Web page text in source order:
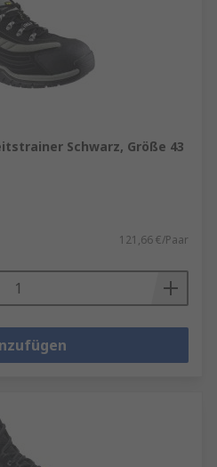
Schwarz, Größe 43
121,66 €/Paar